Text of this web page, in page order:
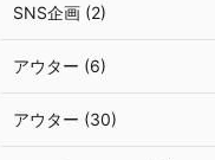
SNS企画 (2)
アウター (6)
アウター (30)